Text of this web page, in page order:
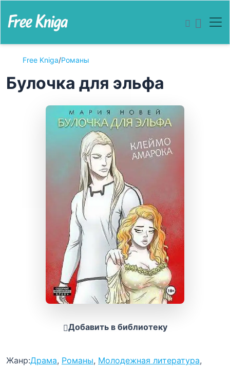
Free Kniga/Романы
Булочка для эльфа
Добавить в библиотеку
Жанр:Драма, Романы, Молодежная литература,